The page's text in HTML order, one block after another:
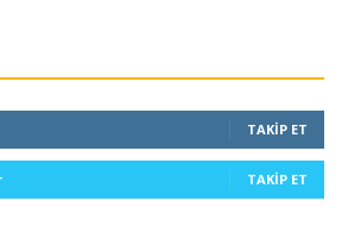
TAKIP ET
TAKIP ET